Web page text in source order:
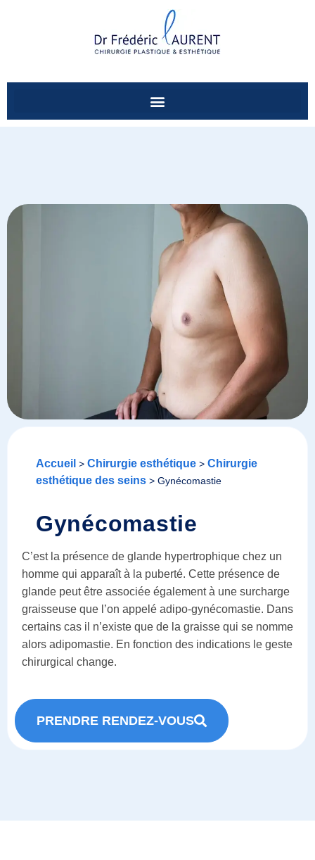
Accueil > Chirurgie esthétique > Chirurgie
esthétique des seins > Gynécomastie
Gynécomastie
C’est la présence de glande hypertrophique chez un
homme qui apparaît à la puberté. Cette présence de
glande peut être associée également à une surcharge
graisseuse que l’on appelé adipo-gynécomastie. Dans
certains cas il n’existe que de la graisse qui se nomme
alors adipomastie. En fonction des indications le geste
chirurgical change.
PRENDRE RENDEZ-VOUS